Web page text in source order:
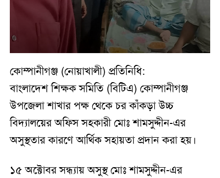
কোম্পানীগঞ্জ (নোয়াখালী) প্রতিনিধি:
বাংলাদেশ শিক্ষক সমিতি (বিটিএ) কোম্পানীগঞ্জ
উপজেলা শাখার পক্ষ থেকে চর কাঁকড়া উচ্চ
বিদ্যালয়ের অফিস সহকারী মোঃ শামসুদ্দীন-এর
অসুস্থতার কারণে আর্থিক সহায়তা প্রদান করা হয়।
১৫ অক্টোবর সন্ধ্যায় অসুস্থ মোঃ শামসুদ্দীন-এর